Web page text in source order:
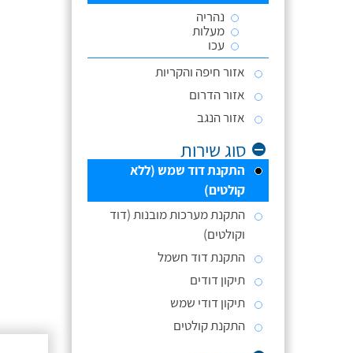
נהריה
מעלות
עכו
אזור חיפה והקריות
אזור הדרום
אזור הנגב
סוג שירות
התקנת דוד שמש (ללא
קולטים)
התקנת מערכות מובנות (דוד
וקולטים)
התקנת דוד חשמל
תיקון דודים
תיקון דודי שמש
התקנת קולטים